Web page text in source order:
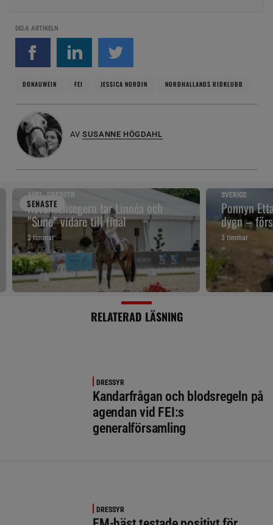
DELA ARTIKELN
DONAUWEIN FEI JESSICA NORDIN NORDHALLANDS RIDKLUBB
AV SUSANNE HÖGDAHL
SENASTE
AVEL, DRESSYR
Revanschsegern tar Linnéa och
”Sune” vidare till final
2 timmar
SVERIGE
Ponnyn
dygn –
3 timmar
RELATERAD LÄSNING
DRESSYR
Kandarfrågan och blodsregeln på
agendan vid FEI:s
generalförsamling
DRESSYR